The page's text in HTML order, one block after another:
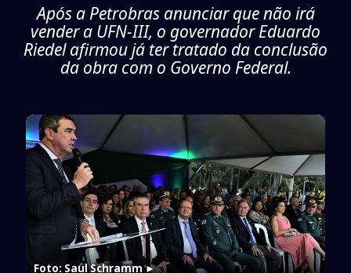
Após a Petrobras anunciar que não irá
vender a UFN-III, o governador Eduardo
Riedel afirmou já ter tratado da conclusão
da obra com o Governo Federal.
Foto: Saul Schramm►